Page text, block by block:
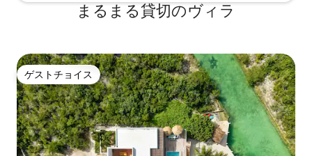
まるまる貸切のヴィラ
ゲストチョイス
ゲストチョイス